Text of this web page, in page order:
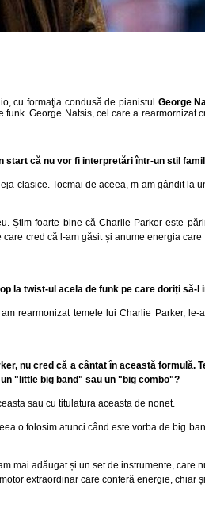
cu formaţia condusă de pianistul George
George Natsis, cel care a rearmornizat
că nu vor fi interpretări într-un stil
clasice. Tocmai de aceea, m-am gândit la
Știm foarte bine că Charlie Parker este
cred că l-am găsit și anume energia
la twist-ul acela de funk pe care doriți să-l
rearmonizat temele lui Charlie Parker,
nu cred că a cântat în această formulă.
"little big band" sau un "big combo"?
sau cu titulatura aceasta de nonet.
o folosim atunci când este vorba de big
mai adăugat și un set de instrumente, care
extraordinar care conferă energie, chiar